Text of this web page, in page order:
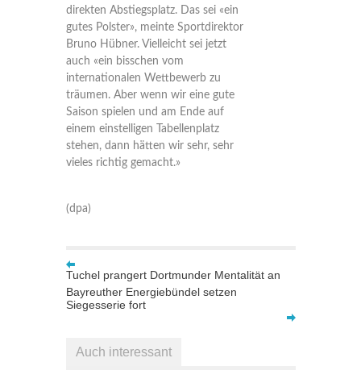
direkten Abstiegsplatz. Das sei «ein
gutes Polster», meinte Sportdirektor
Bruno Hübner. Vielleicht sei jetzt
auch «ein bisschen vom
internationalen Wettbewerb zu
träumen. Aber wenn wir eine gute
Saison spielen und am Ende auf
einem einstelligen Tabellenplatz
stehen, dann hätten wir sehr, sehr
vieles richtig gemacht.»
(dpa)
Tuchel prangert Dortmunder Mentalität an
Bayreuther Energiebündel setzen
Siegesserie fort
Auch interessant